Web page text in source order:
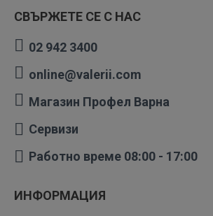
СВЪРЖЕТЕ СЕ С НАС
02 942 3400
online@valerii.com
Магазин Профел Варна
Сервизи
Работно време 08:00 - 17:00
ИНФОРМАЦИЯ